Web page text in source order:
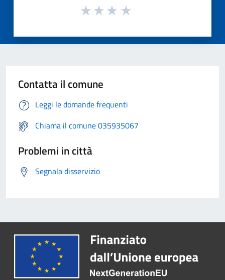
Contatta il comune
Leggi le domande frequenti
Chiama il comune 035935067
Problemi in città
Segnala disservizio